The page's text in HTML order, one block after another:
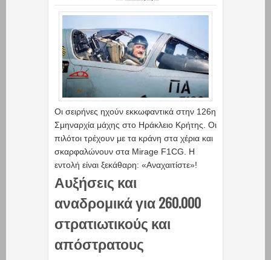
Οι σειρήνες ηχούν εκκωφαντικά στην 126η
Σμηναρχία μάχης στο Ηράκλειο Κρήτης. Οι
πιλότοι τρέχουν με τα κράνη στα χέρια και
σκαρφαλώνουν στα Mirage F1CG. Η
εντολή είναι ξεκάθαρη: «Αναχαιτίστε»!
Αυξήσεις και
αναδρομικά για 260.000
στρατιωτικούς και
απόστρατους